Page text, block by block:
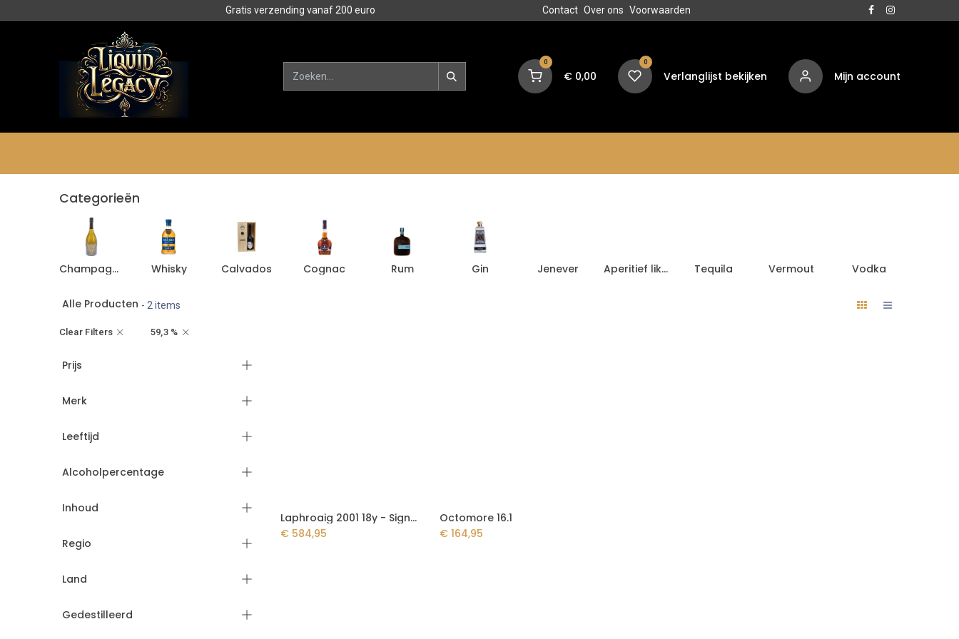
Gratis verzending vanaf 200 euro Contact Over ons Voorwaarden
0
€ 0,00
0
Verlanglijst bekijken Mijn account
Categorieën
Champagne Whisky Calvados Cognac Rum Gin Jenever Aperitief likeur Tequila Vermout Vodka
Alle Producten - 2 items
Clear Filters 59,3 %
Prijs
Merk
Leeftijd
Alcoholpercentage
Inhoud
Regio
Land
Gedestilleerd
Add to Cart
Laphroaig 2001 18y - Signatory Vintage
€ 584,95
Add to Cart
Octomore 16.1
€ 164,95